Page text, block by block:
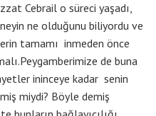
Cebrail o süreci yaşadı,
ne olduğunu biliyordu ve
tamamı inmeden önce
de buna
ininceye kadar senin
miydi? Böyle demiş